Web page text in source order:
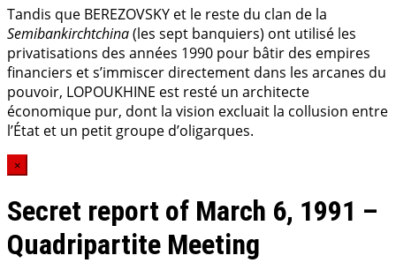
Tandis que BEREZOVSKY et le reste du clan de la
Semibankirchtchina(les sept banquiers) ont utilisé les
privatisations des années 1990 pour bâtir des empires
financiers et s’immiscer directement dans les arcanes du
pouvoir, LOPOUKHINE est resté un architecte
économique pur, dont la vision excluait la collusion entre
l’État et un petit groupe d’oligarques.
×
Secret report of March 6, 1991 –
Quadripartite Meeting